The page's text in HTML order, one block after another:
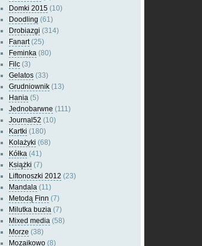
Domki 2015 (10)
Doodling (61)
Drobiazgi (314)
Fanart(25)
Feminka (80)
Filc (3)
Gelatos (33)
Grudniownik (13)
Hania (5)
Jednobarwne (111)
Journal52 (10)
Kartki (180)
Kolażyki (68)
Kółka (41)
Książki (7)
Liftonoszki 2012 (23)
Mandala (11)
Metodą Finn (7)
Milutka buzia (7)
Mixed media (58)
Morze (38)
Mozaikowo (8)